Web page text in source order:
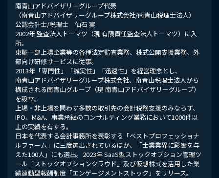
南青山アドバイザリーグループ代表
（南青山アドバイザリーグループ株式会社/南青山税理士法人）
公認会計士/税理士 仙石 実
2002年 監査法人トーマツ（現 有限責任監査法人トーマツ）に入
所。
東証一部上場企業等の各種法定監査業務、株式公開支援業務、外
部向け研修サービスに従事。
2013年「専門性」「誠実性」「迅速性」を経営理念とし、
南青山アドバイザリーグループ株式会社、南青山税理士法人から
構成される南青山グループ（現 南青山アドバイザリーグループ）
を設立。
上場・非上場を問わず多数の取引先の会計税務支援のみならず、
IPO、M&A、事業承継のコンサルティング業務において1000件以
上の実績を有する。
日本を代表する会計事務所を表彰する「ベストプロフェッショナ
ルファーム」に三度選出されているほか、「士業業界に影響を与
えた100人」にも選出。2023年 SaaS型ストックオプション管理ツ
ール「ストックオプションクラウド」及び仮想株式を活用した業
績連動型報酬制度「エンゲージメントストック」をリリース。